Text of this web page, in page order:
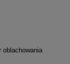
oblachowania